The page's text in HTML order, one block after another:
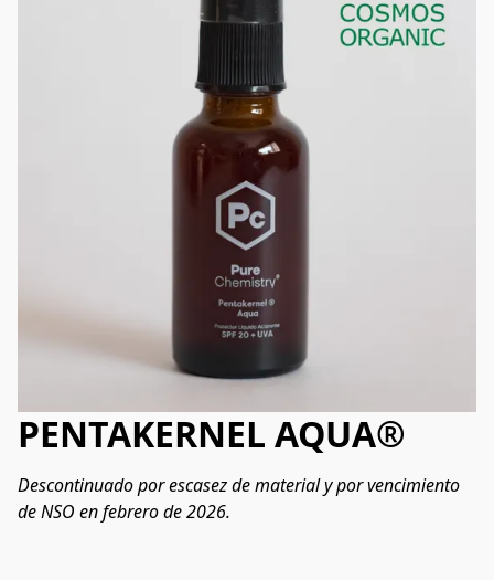
PENTAKERNEL AQUA®
Descontinuado por escasez de material y por vencimiento
de NSO en febrero de 2026.